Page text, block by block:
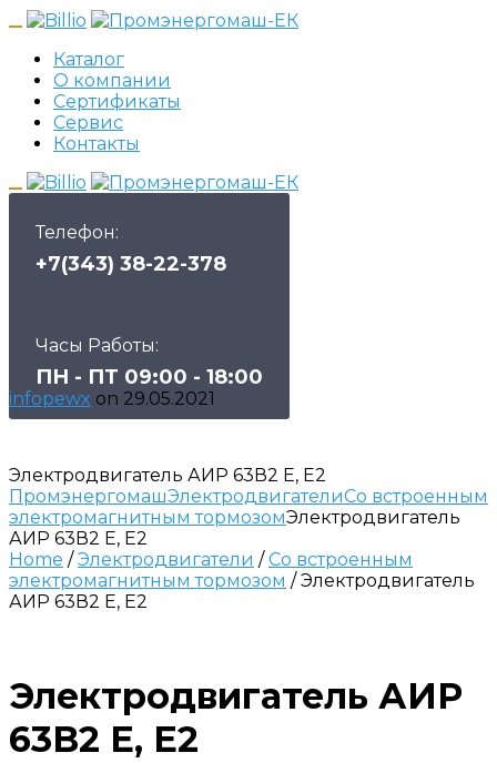
Каталог
О компании
Сертификаты
Сервис
Контакты
Телефон:
+7(343) 38-22-378
Часы Работы:
ПН - ПТ 09:00 - 18:00
infopewx on 29.05.2021
Электродвигатель АИР 63В2 Е, Е2
ПромэнергомашЭлектродвигателиСо встроенным
электромагнитным тормозомЭлектродвигатель
АИР 63В2 Е, Е2
Home /Электродвигатели /Со встроенным
электромагнитным тормозом / Электродвигатель
АИР 63В2 Е, Е2
Электродвигатель АИР
63В2 Е, Е2